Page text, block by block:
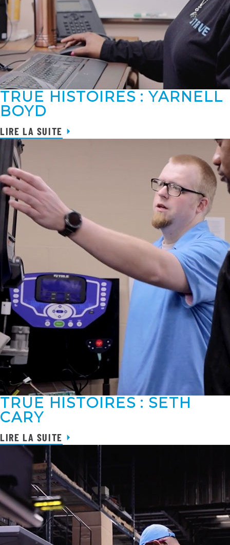
TRUE HISTOIRES : YARNELL
BOYD
LIRE LA SUITE
TRUE HISTOIRES : SETH
CARY
LIRE LA SUITE